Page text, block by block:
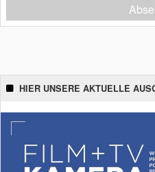
HIER UNSERE AKTUELLE